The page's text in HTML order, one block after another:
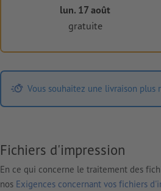
lun. 17 août
gratuite
Vous souhaitez une livraison plus
Fichiers d'impression
En ce qui concerne le traitement des
nos Exigences concernant vos fichiers